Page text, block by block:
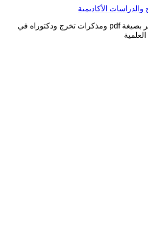
الأكاديمية
تحميل رسائل ماجستير بصيغة pdf ومذكرات تخرج ودكتوراه في